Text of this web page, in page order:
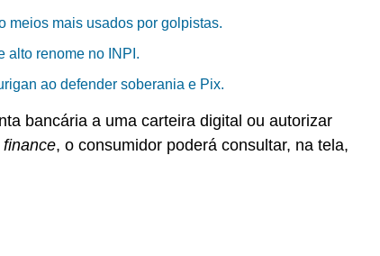
meios mais usados por golpistas.
alto renome no INPI.
ao defender soberania e Pix.
bancária a uma carteira digital ou autorizar
, o consumidor poderá consultar, na tela,